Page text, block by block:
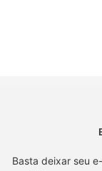
Basta deixar seu